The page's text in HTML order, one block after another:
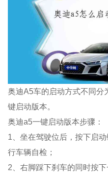
奥迪A5车的启动方式不同分
键启动版本。
奥迪a5一键启动版本步骤：
1、坐在驾驶位后，按下启
行车辆自检；
2、右脚踩下刹车的同时按下